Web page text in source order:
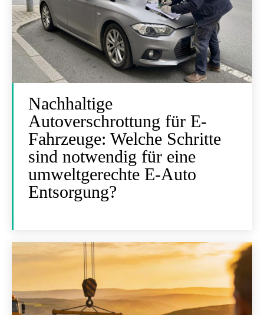
Nachhaltige
Autoverschrottung für E-
Fahrzeuge: Welche Schritte
sind notwendig für eine
umweltgerechte E-Auto
Entsorgung?